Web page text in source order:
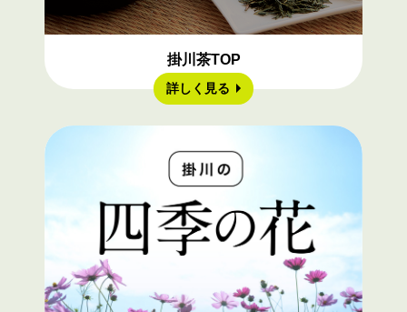
掛川茶TOP
詳しく見る